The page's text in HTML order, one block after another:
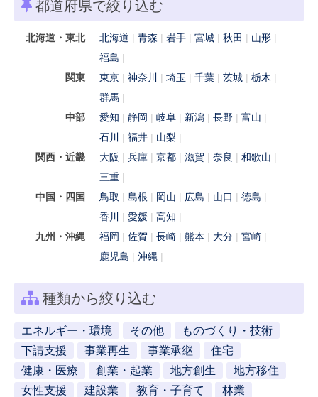
都道府県で絞り込む
北海道・東北 北海道 青森 岩手 宮城 秋田
山形
福島
関東
東京 神奈川 埼玉 千葉 茨城
栃木
群馬
中部
愛知 静岡 岐阜 新潟 長野
富山
石川
福井
山梨
関西・近畿
大阪 兵庫 京都 滋賀 奈良
和歌山
三重
中国・四国
鳥取 島根 岡山 広島 山口
徳島
香川
愛媛
高知
九州・沖縄
福岡 佐賀 長崎 熊本 大分
宮崎
鹿児島
沖縄
種類から絞り込む
エネルギー・環境 その他
ものづくり・技術
下請支援
事業再生 事業承継
住宅
健康・医療
創業・起業 地方創生
地方移住
女性支援
建設業 教育・子育て
林業